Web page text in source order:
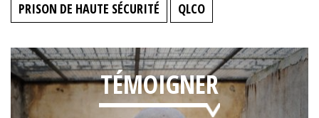
PRISON DE HAUTE SÉCURITÉ
QLCO
TÉMOIGNER